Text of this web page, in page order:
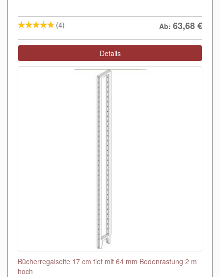
(4) Ab: 63,68€
Details
Bücherregalseite 17 cm tief mit 64 mm Bodenrastung 2 m
hoch